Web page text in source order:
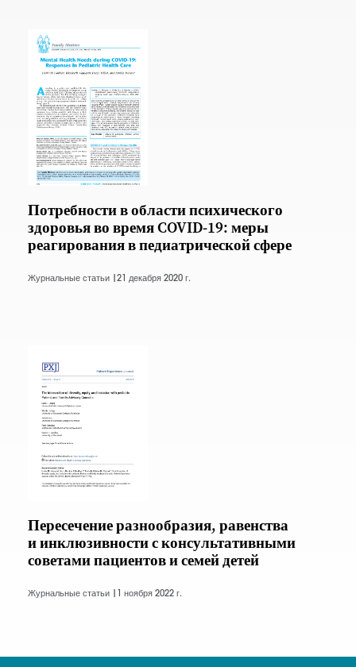
Потребности в области психического
здоровья во время COVID-19: меры
реагирования в педиатрической сфере
Журнальные статьи | 21 декабря 2020 г.
Пересечение разнообразия, равенства
и инклюзивности с консультативными
советами пациентов и семей детей
Журнальные статьи | 1 ноября 2022 г.